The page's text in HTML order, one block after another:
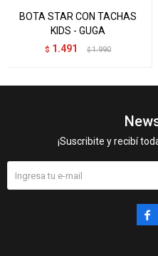
BOTA STAR CON TACHAS
KIDS - GUGA
$ 1.491 $ 1.990
¡Suscribite y recibí
